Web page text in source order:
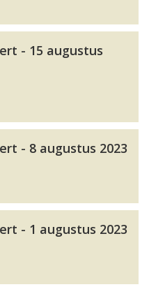
- 15 augustus
- 8 augustus 2023
- 1 augustus 2023